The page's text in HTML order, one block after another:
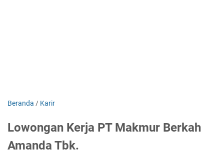
Beranda / Karir
Lowongan Kerja PT Makmur Berkah
Amanda Tbk.